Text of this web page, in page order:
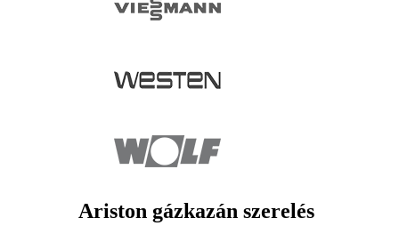
Ariston gázkazán szerelés